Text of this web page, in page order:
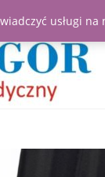
usługi